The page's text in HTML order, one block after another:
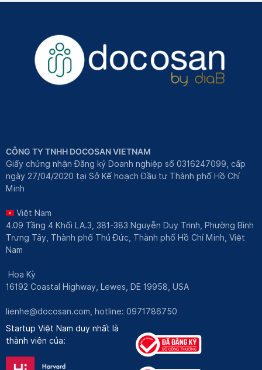
CÔNG TY TNHH DOCOSAN VIETNAM
Giấy chứng nhận Đăng ký Doanh nghiệp số 0316247099, cấp
ngày 27/04/2020 tại Sở Kế hoạch Đầu tư Thành phố Hồ Chí
Minh
Việt Nam
4.09 Tầng 4 Khối LA.3, 381-383 Nguyễn Duy Trinh, Phường Bình
Trưng Tây, Thành phố Thủ Đức, Thành phố Hồ Chí Minh, Việt
Nam
Hoa Kỳ
16192 Coastal Highway, Lewes, DE 19958, USA
lienhe@docosan.com , hotline: 0971786750
Startup Việt Nam duy nhất là
thành viên của: